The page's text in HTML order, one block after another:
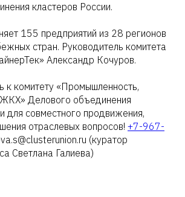
кластеров России.
155 предприятий из 28 регионов
стран. Руководитель комитета
Александр Кочуров.
к комитету «Промышленность,
ЖКХ» Делового объединения
для совместного продвижения,
отраслевых вопросов! +7-967-
(куратор
Светлана Галиева)